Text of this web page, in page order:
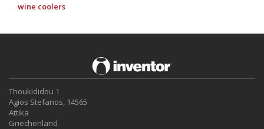
wine coolers
Thoukididou 1
Agios Stefanos, 14565
Attika
Griechenland